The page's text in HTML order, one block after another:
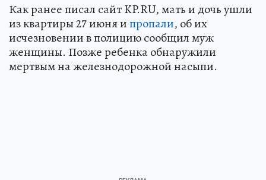
Как ранее писал сайт KP.RU, мать и дочь ушли
из квартиры 27 июня ипропали, об их
исчезновении в полицию сообщил муж
женщины. Позже ребенка обнаружили
мертвым на железнодорожной насыпи.